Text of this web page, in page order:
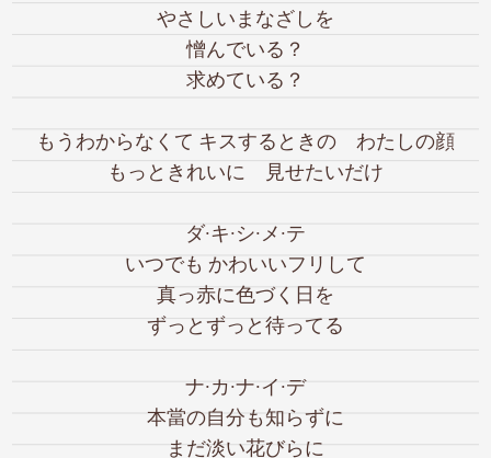
やさしいまなざしを
憎んでいる？
求めている？
もうわからなくて キスするときの わたしの顔
もっときれいに 見せたいだけ
ダ·キ·シ·メ·テ
いつでも かわいいフリして
真っ赤に色づく日を
ずっとずっと待ってる
ナ·カ·ナ·イ·デ
本當の自分も知らずに
まだ淡い花びらに